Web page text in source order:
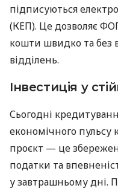
підписуються
(КЕП). Це дозволяє
кошти швидко та без
відділень.
Інвестиція у
Сьогодні
економічного
проєкт — це
податки та
у завтрашньому дні.